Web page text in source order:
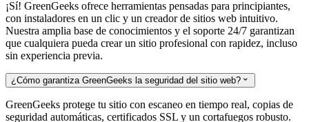
¡Sí! GreenGeeks ofrece herramientas pensadas para principiantes,
con instaladores en un clic y un creador de sitios web intuitivo.
Nuestra amplia base de conocimientos y el soporte 24/7 garantizan
que cualquiera pueda crear un sitio profesional con rapidez, incluso
sin experiencia previa.
¿Cómo garantiza GreenGeeks la seguridad del sitio web? 
GreenGeeks protege tu sitio con escaneo en tiempo real, copias de
seguridad automáticas, certificados SSL y un cortafuegos robusto.